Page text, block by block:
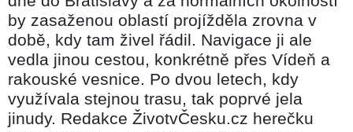
by zasaženou oblastí projížděla zrovna v
době, kdy tam živel řádil. Navigace ji ale
vedla jinou cestou, konkrétně přes Vídeň a
rakouské vesnice. Po dvou letech, kdy
využívala stejnou trasu, tak poprvé jela
jinudy. Redakce ŽivotvČesku.cz herečku